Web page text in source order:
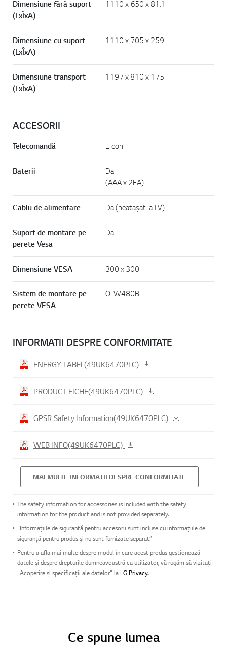
Dimensiune fără suport
(LxÎxA)
1110 x 650 x 81.1
Dimensiune cu suport
(LxÎxA)
1110 x 705 x 259
Dimensiune transport
(LxÎxA)
1197 x 810 x 175
ACCESORII
Telecomandă L-con
Baterii
Da
(AAA x 2EA)
Cablu de alimentare Da (neatașat la TV)
Suport de montare pe
perete Vesa
Da
Dimensiune VESA 300 x 300
Sistem de montare pe
perete VESA
OLW480B
INFORMATII DESPRE CONFORMITATE
ENERGY LABEL(49UK6470PLC)
PRODUCT FICHE(49UK6470PLC)
GPSR Safety Information(49UK6470PLC)
WEB INFO(49UK6470PLC)
MAI MULTE INFORMATII DESPRE CONFORMITATE
The safety information for accessories is included with the safety
information for the product and is not provided separately.
„Informațiile de siguranță pentru accesorii sunt incluse cu informațiile de
siguranță pentru produs și nu sunt furnizate separat.”
Pentru a afla mai multe despre modul în care acest produs gestionează
datele și despre drepturile dumneavoastră ca utilizator, vă rugăm să vizitați
„Acoperire și specificații ale datelor” la LG Privacy..
Ce spune lumea